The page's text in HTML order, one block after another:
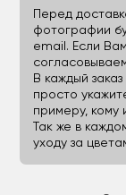
Перед
фотографии
email. Если
В каждый
просто
примеру, кому
Так же в
уходу за